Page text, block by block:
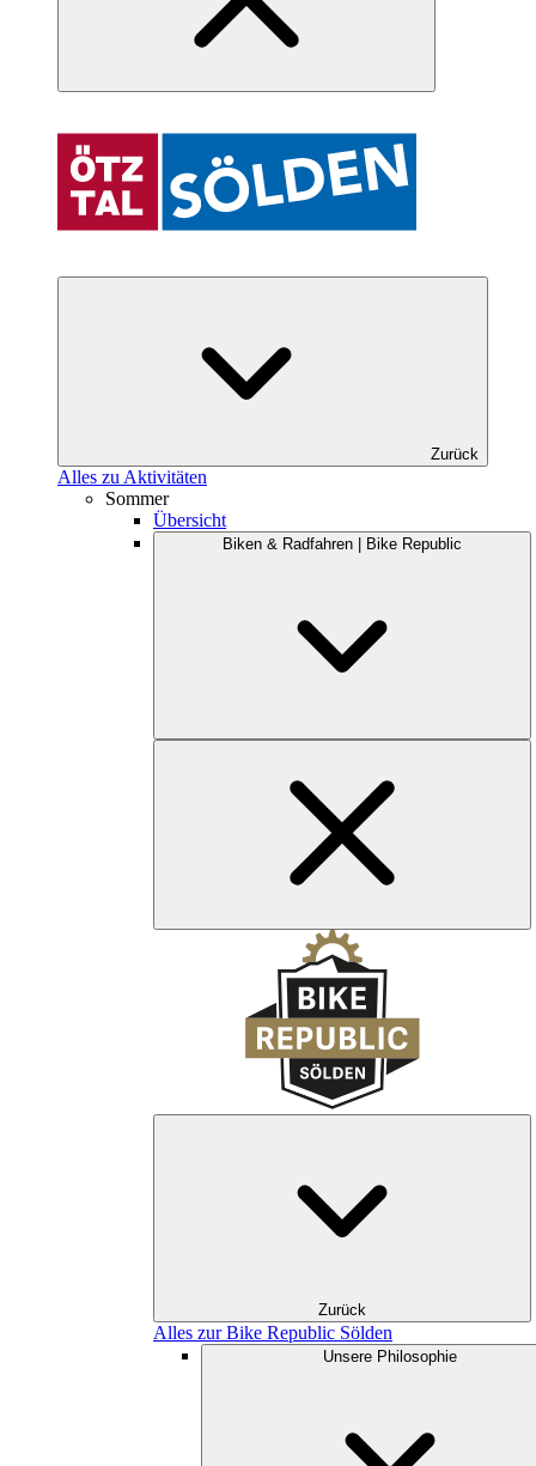
Zurück
Alles zu Aktivitäten
Sommer
Übersicht
Biken & Radfahren | Bike Republic
Zurück
Alles zur Bike Republic Sölden
Unsere Philosophie